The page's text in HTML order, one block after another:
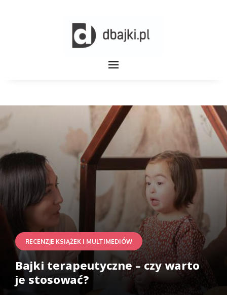
RECENZJE KSIĄŻEK I MULTIMEDIÓW
Bajki terapeutyczne – czy warto
je stosować?